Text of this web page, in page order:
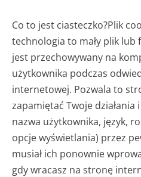
Co to jest ciasteczko?Plik
technologia to mały plik
jest przechowywany na
użytkownika podczas
internetowej. Pozwala to
zapamiętać Twoje
nazwa użytkownika, język,
opcje wyświetlania) przez
musiał ich ponownie
gdy wracasz na stronę